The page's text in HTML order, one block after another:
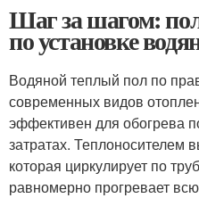
Шаг за шагом:
по установке
Водяной теплый пол по
современных видов
эффективен для обогрева
затратах. Теплоносителем
которая циркулирует по
равномерно прогревает